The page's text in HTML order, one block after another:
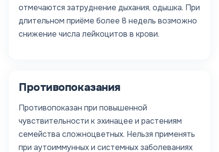
отмечаются затруднение дыхания, одышка. При
длительном приёме более 8 недель возможно
снижение числа лейкоцитов в крови.
Противопоказания
Противопоказан при повышенной
чувствительности к эхинацее и растениям
семейства сложноцветных. Нельзя применять
при аутоиммунных и системных заболеваниях